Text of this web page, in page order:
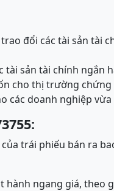
đổi các tài sản tài
tài sản tài chính ngắn
cho thị trường chứng
các doanh nghiệp
trái phiếu bán ra
hành ngang giá, theo